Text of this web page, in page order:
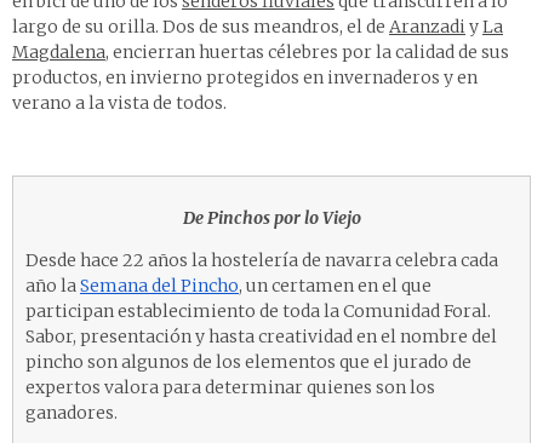
largo de su orilla. Dos de sus meandros, el de AranzadiyLa
Magdalena, encierran huertas célebres por la calidad de sus
productos, en invierno protegidos en invernaderos y en
verano a la vista de todos.
De Pinchos por lo Viejo
Desde hace 22 años la hostelería de navarra celebra cada
año laSemana del Pincho, un certamen en el que
participan establecimiento de toda la Comunidad Foral.
Sabor, presentación y hasta creatividad en el nombre del
pincho son algunos de los elementos que el jurado de
expertos valora para determinar quienes son los
ganadores.